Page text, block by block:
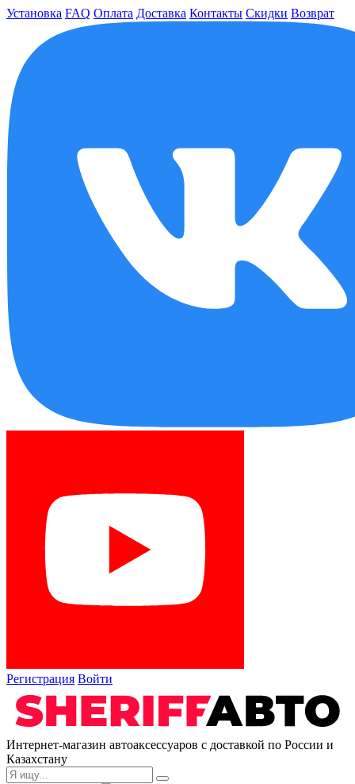
Установка FAQ Оплата Доставка Контакты Скидки Возврат
Регистрация Войти
Интернет-магазин автоаксессуаров с доставкой по России и
Казахстану